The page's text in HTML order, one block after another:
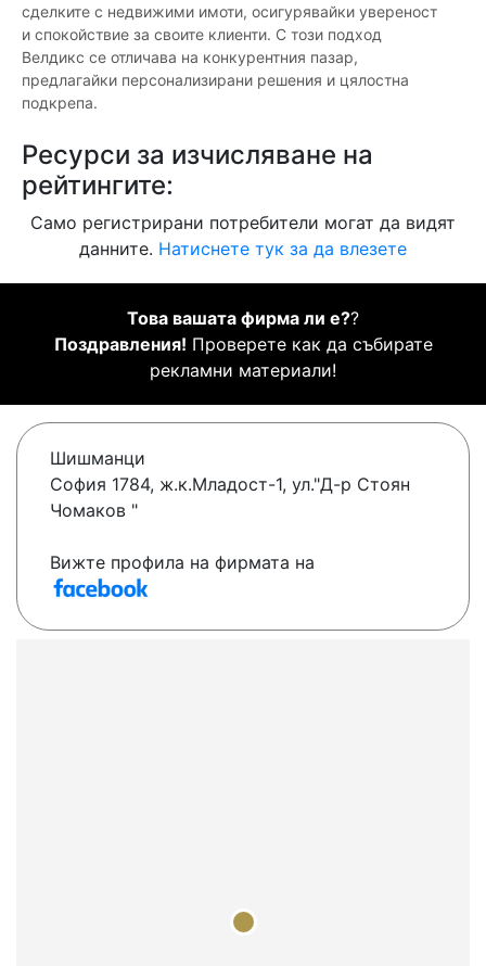
сделките с недвижими имоти, осигурявайки увереност
и спокойствие за своите клиенти. С този подход
Велдикс се отличава на конкурентния пазар,
предлагайки персонализирани решения и цялостна
подкрепа.
Ресурси за изчисляване на
рейтингите:
Само регистрирани потребители могат да видят
данните. Натиснете тук за да влезете
Това вашата фирма ли е??
Поздравления! Проверете как да събирате
рекламни материали!
Шишманци
София 1784, ж.к.Младост-1, ул."Д-р Стоян
Чомаков "
Вижте профила на фирмата на